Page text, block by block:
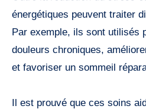
énergétiques peuvent traiter
Par exemple, ils sont utilisés
douleurs chroniques,
et favoriser un sommeil
Il est prouvé que ces soins